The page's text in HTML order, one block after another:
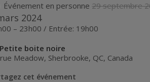
Événement en personne29 septembre
2024
– 23h00 / Entrée: 19h00
boite noire
Meadow, Sherbrooke, QC, Canada
cet événement